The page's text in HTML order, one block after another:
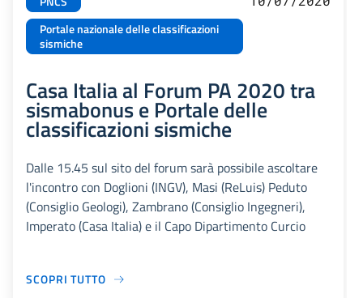
Portale nazionale delle classificazioni
sismiche
Casa Italia al Forum PA 2020 tra
sismabonus e Portale delle
classificazioni sismiche
Dalle 15.45 sul sito del forum sarà possibile ascoltare
l'incontro con Doglioni (INGV), Masi (ReLuis) Peduto
(Consiglio Geologi), Zambrano (Consiglio Ingegneri),
Imperato (Casa Italia) e il Capo Dipartimento Curcio
SCOPRI TUTTO